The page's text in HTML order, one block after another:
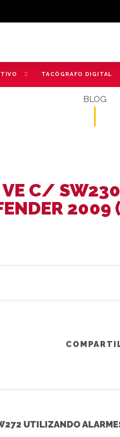
TACÓGRAFO DIGITAL
BLOG
C/
2009